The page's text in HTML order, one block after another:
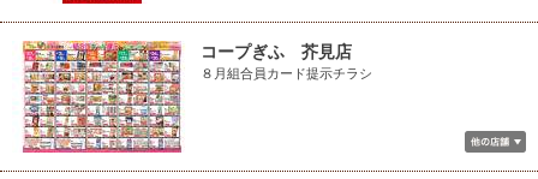
コープぎふ 芥見店
８月組合員カード提示チラシ